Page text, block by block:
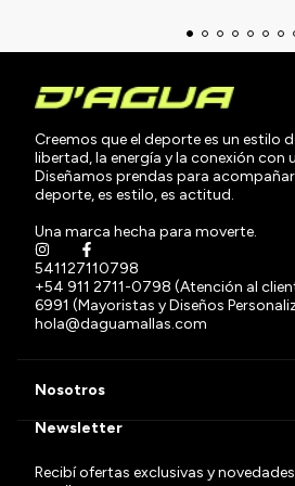
Creemos que el deporte es un estilo
libertad, la energía y la conexión con
Diseñamos prendas para
deporte, es estilo, es actitud.
Una marca hecha para moverte.
541127110798
+54 911 2711-0798 (Atención al
6991 (Mayoristas y Diseños
hola@daguamallas.com
Nosotros
Newsletter
Recibí ofertas exclusivas y